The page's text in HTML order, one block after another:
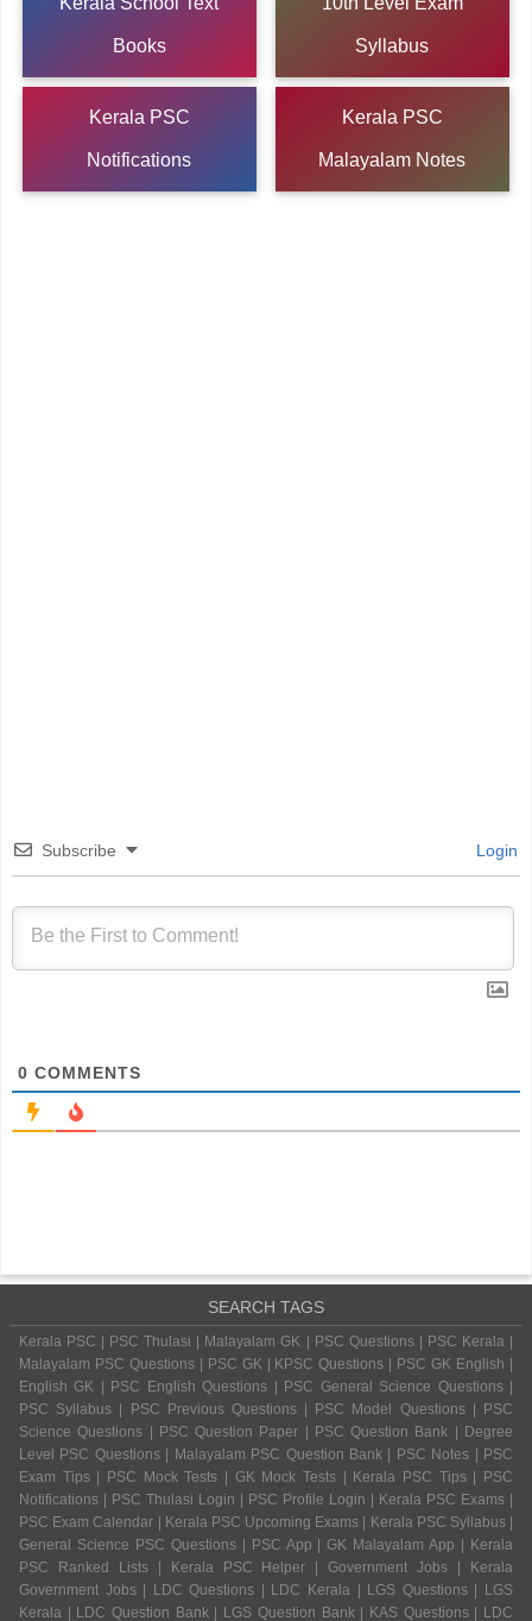
Books Syllabus
Kerala PSC
Notifications
Kerala PSC
Malayalam Notes
Subscribe Login
0 COMMENTS
SEARCH TAGS
Kerala PSC | PSC Thulasi | Malayalam GK | PSC Questions | PSC Kerala |
Malayalam PSC Questions | PSC GK | KPSC Questions | PSC GK English |
English GK | PSC English Questions | PSC General Science Questions |
PSC Syllabus | PSC Previous Questions | PSC Model Questions | PSC
Science Questions | PSC Question Paper | PSC Question Bank | Degree
Level PSC Questions | Malayalam PSC Question Bank | PSC Notes | PSC
Exam Tips | PSC Mock Tests | GK Mock Tests | Kerala PSC Tips | PSC
Notifications | PSC Thulasi Login | PSC Profile Login | Kerala PSC Exams |
PSC Exam Calendar | Kerala PSC Upcoming Exams | Kerala PSC Syllabus |
General Science PSC Questions | PSC App | GK Malayalam App | Kerala
PSC Ranked Lists | Kerala PSC Helper | Government Jobs | Kerala
Government Jobs | LDC Questions | LDC Kerala | LGS Questions | LGS
Kerala | LDC Question Bank | LGS Question Bank | KAS Questions | LDC